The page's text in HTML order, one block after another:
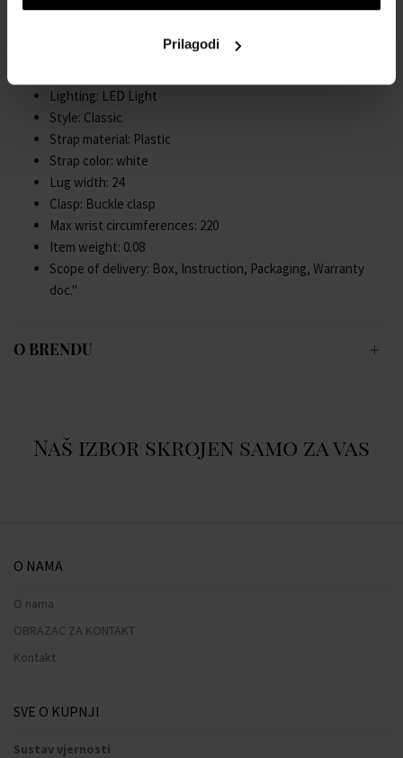
Prilagodi
Case width: 43
Lighting: LED Light
Style: Classic
Strap material: Plastic
Strap color: white
Lug width: 24
Clasp: Buckle clasp
Max wrist circumferences: 220
Item weight: 0.08
Scope of delivery: Box, Instruction, Packaging, Warranty
doc."
O BRENDU
Naš izbor skrojen samo za vas
O NAMA
O nama
OBRAZAC ZA KONTAKT
Kontakt
SVE O KUPNJI
Sustav vjernosti